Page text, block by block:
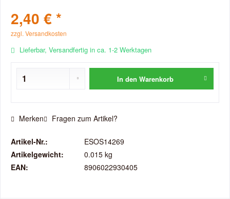
2,40 € *
zzgl. Versandkosten
Lieferbar, Versandfertig in ca. 1-2 Werktagen
In den Warenkorb
Merken Fragen zum Artikel?
Artikel-Nr.:
ESOS14269
Artikelgewicht:
0.015 kg
EAN:
8906022930405